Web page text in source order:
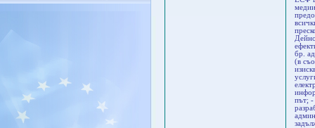
бр.
(в
път; -